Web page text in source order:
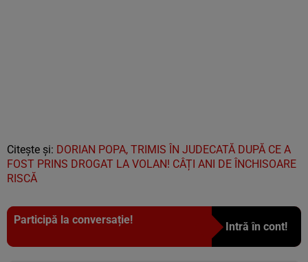
Citește și: DORIAN POPA, TRIMIS ÎN JUDECATĂ DUPĂ CE A
FOST PRINS DROGAT LA VOLAN! CÂȚI ANI DE ÎNCHISOARE
RISCĂ
Participă la conversație!
Intră în cont!